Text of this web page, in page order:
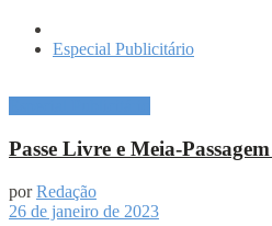
Especial Publicitário
Passe Livre e Meia-
por Redação
26 de janeiro de 2023